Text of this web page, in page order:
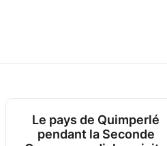
Le pays de Quimperlé
pendant la Seconde